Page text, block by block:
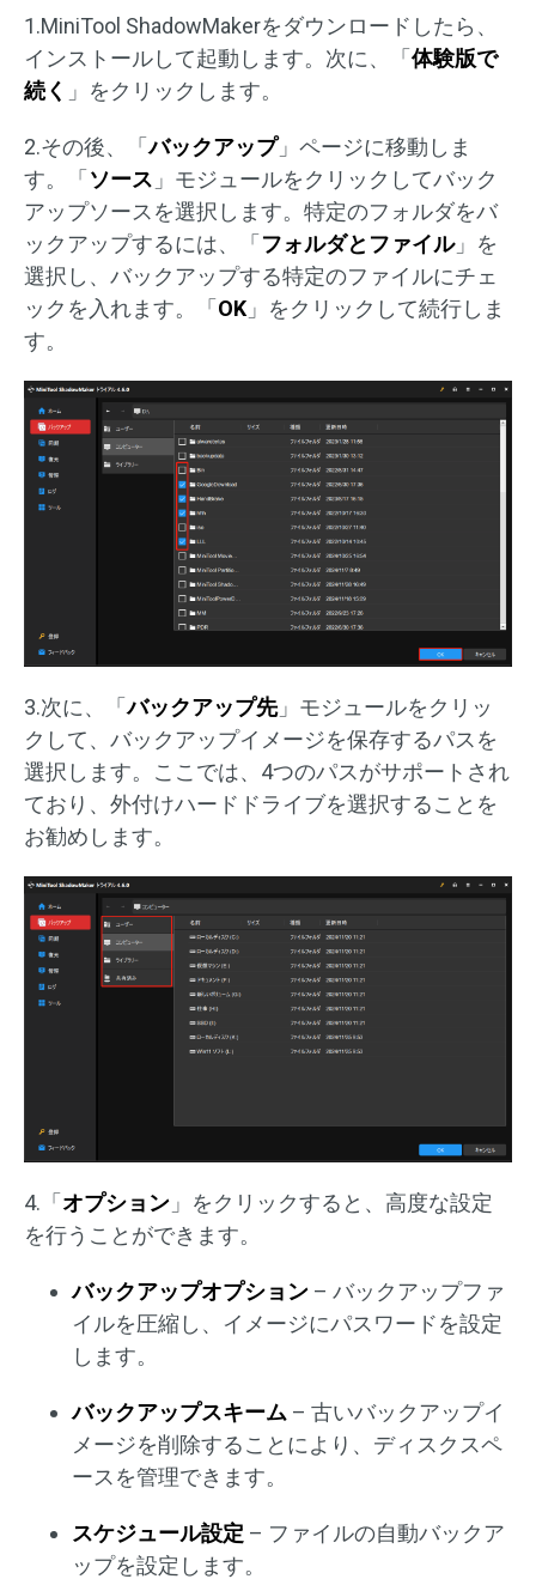
1.MiniTool ShadowMakerをダウンロードしたら、
インストールして起動します。次に、「 体験版で
続く 」をクリックします。
2.その後、「バックアップ」ページに移動しま
す。「 ソース 」モジュールをクリックしてバック
アップソースを選択します。特定のフォルダをバ
ックアップするには、「 フォルダとファイル」を
選択し、バックアップする特定のファイルにチェ
ックを入れます。「 OK 」をクリックして続行しま
す。
3.次に、「バックアップ先」モジュールをクリッ
クして、バックアップイメージを保存するパスを
選択します。ここでは、4つのパスがサポートされ
ており、外付けハードドライブを選択することを
お勧めします。
4.「 オプション 」をクリックすると、高度な設定
を行うことができます。
バックアップオプション – バックアップファ
イルを圧縮し、イメージにパスワードを設定
します。
バックアップスキーム – 古いバックアップイ
メージを削除することにより、ディスクスペ
ースを管理できます。
スケジュール設定 – ファイルの自動バックア
ップを設定します。